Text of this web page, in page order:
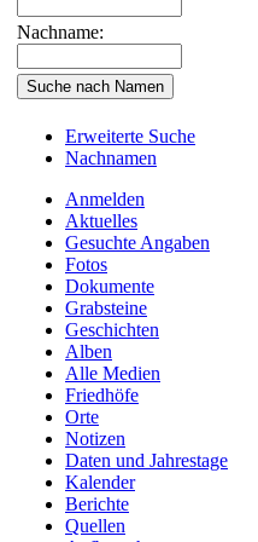
Nachname:
Erweiterte Suche
Nachnamen
Anmelden
Aktuelles
Gesuchte Angaben
Fotos
Dokumente
Grabsteine
Geschichten
Alben
Alle Medien
Friedhöfe
Orte
Notizen
Daten und Jahrestage
Kalender
Berichte
Quellen